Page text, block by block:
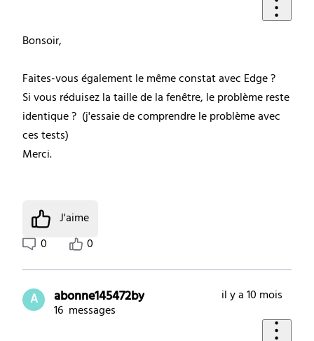
Bonsoir,
Faites-vous également le même constat avec Edge ?
Si vous réduisez la taille de la fenêtre, le problème reste
identique ? (j'essaie de comprendre le problème avec
ces tests)
Merci.
J'aime
0
0
A abonne145472by
16 messages
il y a 10 mois